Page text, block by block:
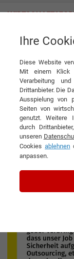
Listicles
13
erste «
Ihre
Diese Website
Mit einem Klick
Verarbeitung
Drittanbieter. Die
Ausspielung von
Seiten von
genutzt. Weitere
durch
unseren
Cookies ablehnen
anpassen.